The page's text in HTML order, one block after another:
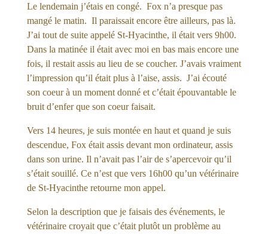
Le lendemain j’étais en congé. Fox n’a presque pas
mangé le matin. Il paraissait encore être ailleurs, pas là.
J’ai tout de suite appelé St-Hyacinthe, il était vers 9h00.
Dans la matinée il était avec moi en bas mais encore une
fois, il restait assis au lieu de se coucher. J’avais vraiment
l’impression qu’il était plus à l’aise, assis. J’ai écouté
son coeur à un moment donné et c’était épouvantable le
bruit d’enfer que son coeur faisait.
Vers 14 heures, je suis montée en haut et quand je suis
descendue, Fox était assis devant mon ordinateur, assis
dans son urine. Il n’avait pas l’air de s’apercevoir qu’il
s’était souillé. Ce n’est que vers 16h00 qu’un vétérinaire
de St-Hyacinthe retourne mon appel.
Selon la description que je faisais des événements, le
vétérinaire croyait que c’était plutôt un problème au